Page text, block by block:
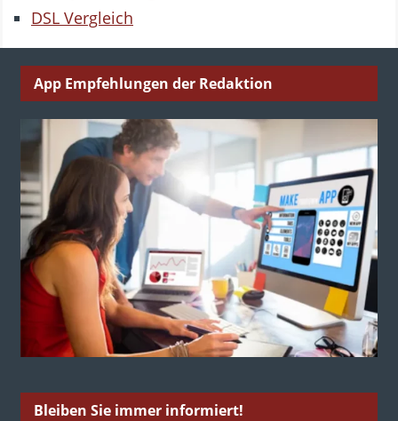
DSL Vergleich
App Empfehlungen der Redaktion
Bleiben Sie immer informiert!